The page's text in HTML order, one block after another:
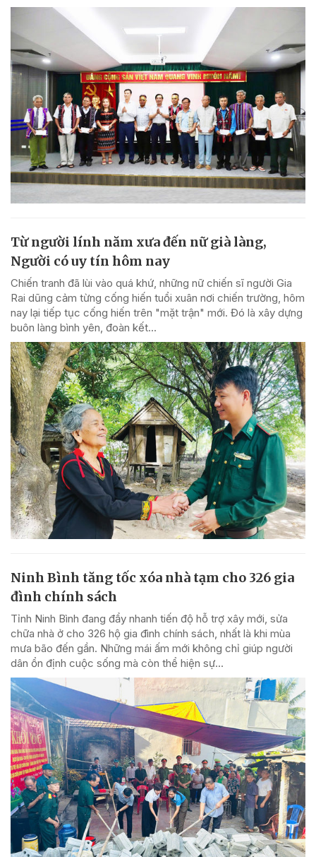
Từ người lính năm xưa đến nữ già làng,
Người có uy tín hôm nay
Chiến tranh đã lùi vào quá khứ, những nữ chiến sĩ người Gia
Rai dũng cảm từng cống hiến tuổi xuân nơi chiến trường, hôm
nay lại tiếp tục cống hiến trên "mặt trận" mới. Đó là xây dựng
buôn làng bình yên, đoàn kết...
Ninh Bình tăng tốc xóa nhà tạm cho 326 gia
đình chính sách
Tỉnh Ninh Bình đang đẩy nhanh tiến độ hỗ trợ xây mới, sửa
chữa nhà ở cho 326 hộ gia đình chính sách, nhất là khi mùa
mưa bão đến gần. Những mái ấm mới không chỉ giúp người
dân ổn định cuộc sống mà còn thể hiện sự...